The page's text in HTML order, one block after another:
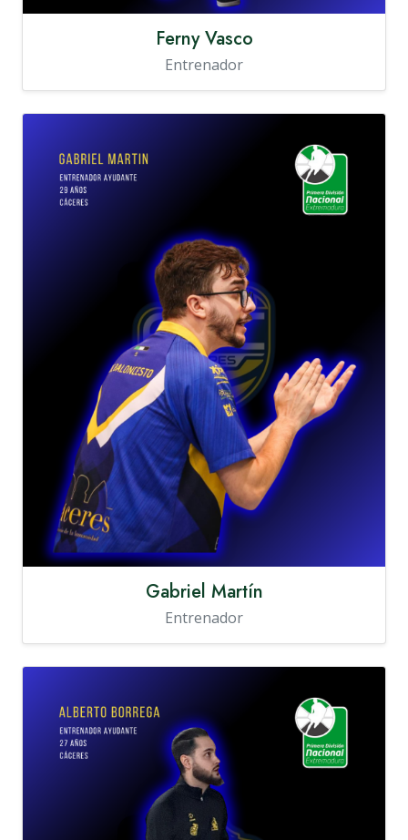
Ferny Vasco
Entrenador
Gabriel Martín
Entrenador